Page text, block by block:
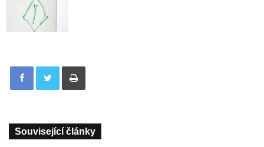
Tisknout
Související články